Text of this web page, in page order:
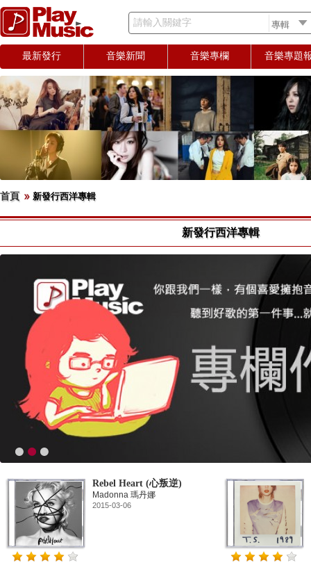
請輸入關鍵字
最新發行 音樂新聞 音樂專欄 音樂專題
首頁 新發行西洋專輯
新發行西洋專輯
Rebel Heart (心叛逆)
Madonna 瑪丹娜
2015-03-06